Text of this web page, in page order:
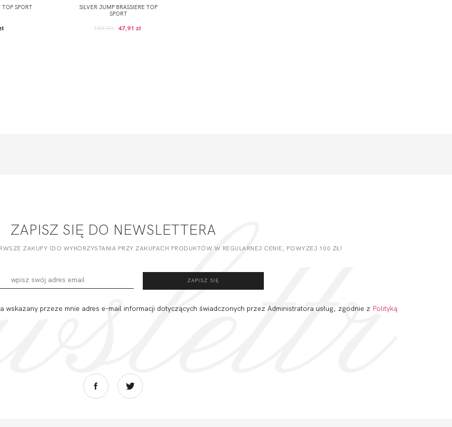
TOP SPORT
SILVER JUMP BRASSIERE TOP
SPORT
159,90 47,91 zł
ZAPISZ SIĘ DO NEWSLETTERA
ZAKUPY (DO WYKORZYSTANIA PRZY ZAKUPACH PRODUKTÓW W REGULARNEJ CENIE, POWYZEJ 100 ZŁ)
przeze mnie adres e-mail informacji dotyczących świadczonych przez Administratora usług, zgodnie z Polityką